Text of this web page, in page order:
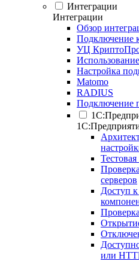
Интеграции
Интеграции
Обзор
Подключение
УЦ
Настройка
Matomo
RADIUS
Подключение
серверов
Доступ
или